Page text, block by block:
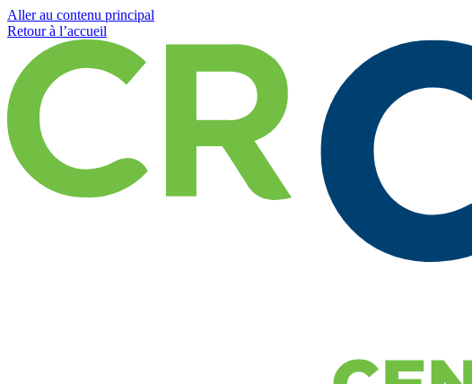
Aller au contenu principal
Retour à l’accueil